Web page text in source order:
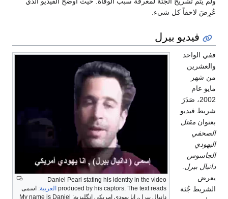
عُرِضَ لاحقاً كل شيء.
فيديو بيرل
Daniel Pearl stating his identity in the video
produced by his captors. The text reads العربية: اسمی
دانیال بیرل، انا یھودی امریکی
My name is Daniel
ففي الواحد
والعشرين
من شهر
مايو عام
2002، صَدَرَ
شريط فيديو
بعنوان مقتل
الصحفي
اليهودي
الجاسوس
دانيال بيرل.
يعرض
الشريط جُثة